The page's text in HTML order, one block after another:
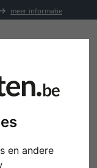
en andere
meer informatie